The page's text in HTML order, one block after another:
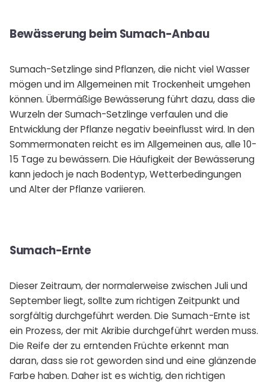
Bewässerung beim Sumach-Anbau
Sumach-Setzlinge sind Pflanzen, die nicht viel Wasser
mögen und im Allgemeinen mit Trockenheit umgehen
können. Übermäßige Bewässerung führt dazu, dass die
Wurzeln der Sumach-Setzlinge verfaulen und die
Entwicklung der Pflanze negativ beeinflusst wird. In den
Sommermonaten reicht es im Allgemeinen aus, alle 10-
15 Tage zu bewässern. Die Häufigkeit der Bewässerung
kann jedoch je nach Bodentyp, Wetterbedingungen
und Alter der Pflanze variieren.
Sumach-Ernte
Dieser Zeitraum, der normalerweise zwischen Juli und
September liegt, sollte zum richtigen Zeitpunkt und
sorgfältig durchgeführt werden. Die Sumach-Ernte ist
ein Prozess, der mit Akribie durchgeführt werden muss.
Die Reife der zu erntenden Früchte erkennt man
daran, dass sie rot geworden sind und eine glänzende
Farbe haben. Daher ist es wichtig, den richtigen